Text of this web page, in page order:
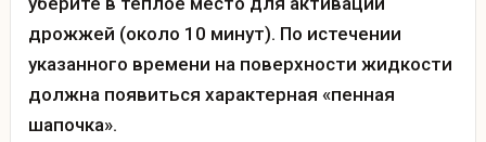
дрожжей (около 10 минут). По истечении
указанного времени на поверхности жидкости
должна появиться характерная «пенная
шапочка».